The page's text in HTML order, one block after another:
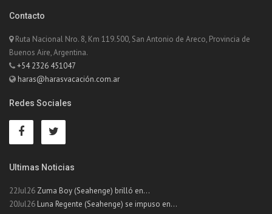
Contacto
Ruta Nacional Nro. 8, Km 119.500, San Antonio de Areco, Provincia de
Buenos Aire, Argentina.
+54 2326 451047
haras@harasvacación.com.ar
Redes Sociales
Ultimas Noticias
22Jul26 Zuma Boy (Seahenge) brilló en...
20Jul26 Luna Regente (Seahenge) se impuso en...